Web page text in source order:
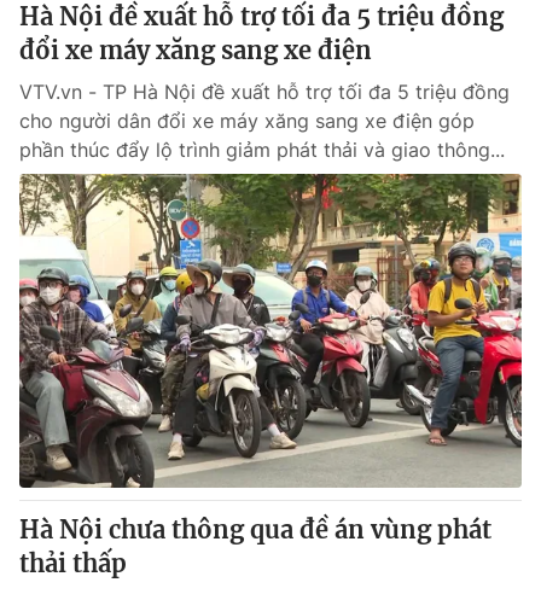
Hà Nội đề xuất hỗ trợ tối đa 5 triệu đồng
đổi xe máy xăng sang xe điện
VTV.vn - TP Hà Nội đề xuất hỗ trợ tối đa 5 triệu đồng
cho người dân đổi xe máy xăng sang xe điện góp
phần thúc đẩy lộ trình giảm phát thải và giao thông...
Hà Nội chưa thông qua đề án vùng phát
thải thấp